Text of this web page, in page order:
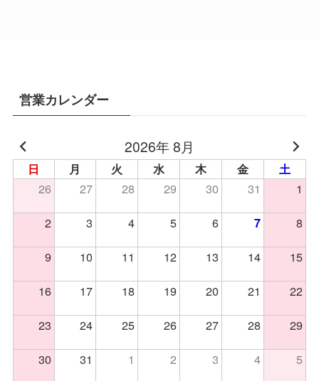
営業カレンダー
2026年 8月
日 月 火 水 木 金 土
26 27 28 29 30 31
1
2
3 4 5 6 7
8
9
10 11 12 13 14
15
16
17 18 19 20 21
22
23
24 25 26 27 28
29
30
31 1 2 3 4 5